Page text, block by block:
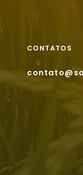
CONTATOS